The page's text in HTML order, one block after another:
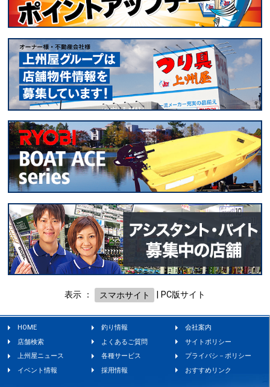
表示 ： スマホサイト PC版サイト
HOME 釣り情報
会社案内
店舗検索
よくあるご質問
サイトポリシー
上州屋ニュース
各種サービス
プライバシ－ポリシー
イベント情報
採用情報 おすすめリンク